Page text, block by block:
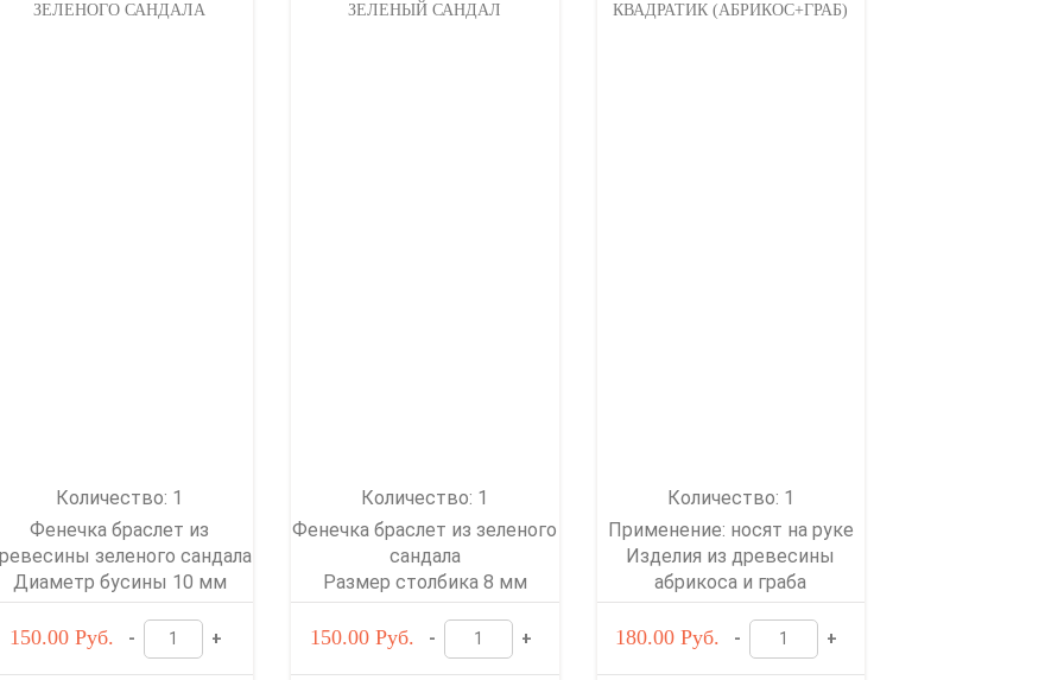
ЗЕЛЕНОГО САНДАЛА
Количество: 1
Фенечка браслет из
зеленого сандала
Диаметр бусины 10 мм
150.00 Руб. - +
ЗЕЛЕНЫЙ САНДАЛ
Количество: 1
Фенечка браслет из зеленого
сандала
Размер столбика 8 мм
150.00 Руб. - +
КВАДРАТИК (АБРИКОС+ГРАБ)
Количество: 1
Применение: носят на руке
Изделия из древесины
абрикоса и граба
180.00 Руб. - +